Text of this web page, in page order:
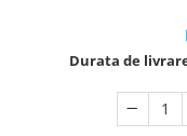
Subwoofere Pasive
Cabluri si conectori
Accesorii pt. Cabluri
Durata de